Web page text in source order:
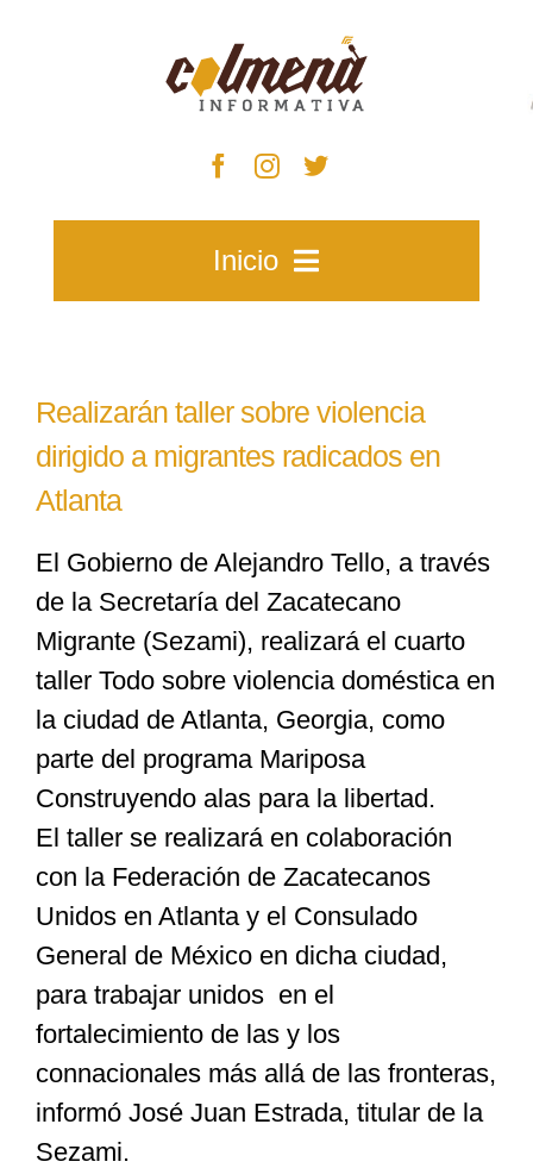
Inicio
Zacatecas
Especiales
Nacional
Opinión
Cultura
Nosotros
Realizarán taller sobre violencia
dirigido a migrantes radicados en
Atlanta
El Gobierno de Alejandro Tello, a través
de la Secretaría del Zacatecano
Migrante (Sezami), realizará el cuarto
taller Todo sobre violencia doméstica en
la ciudad de Atlanta, Georgia, como
parte del programa Mariposa
Construyendo alas para la libertad.
El taller se realizará en colaboración
con la Federación de Zacatecanos
Unidos en Atlanta y el Consulado
General de México en dicha ciudad,
para trabajar unidos en el
fortalecimiento de las y los
connacionales más allá de las fronteras,
informó José Juan Estrada, titular de la
Sezami.